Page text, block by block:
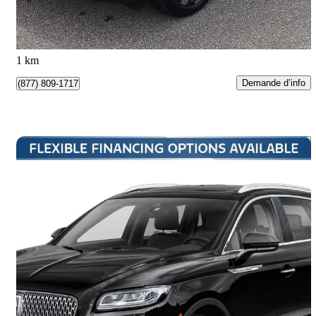
1 086 $/mois env.
North Vancouver, BC
1 km
(877) 809-1717 Demande d’info